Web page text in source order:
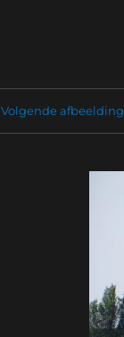
Volgende afbeelding